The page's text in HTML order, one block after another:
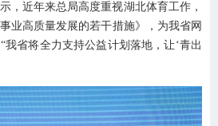
，近年来总局高度重视湖北体育工作，
业高质量发展的若干措施》，为我省网
我省将全力支持公益计划落地，让‘青出